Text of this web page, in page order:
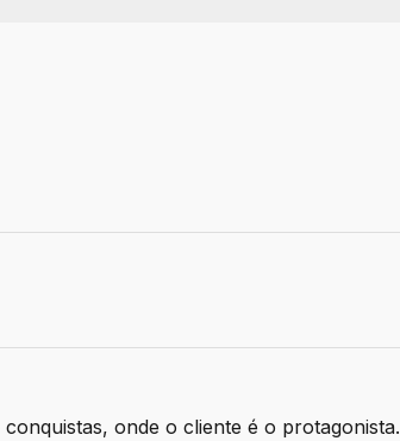
onde o cliente é o protagonista.